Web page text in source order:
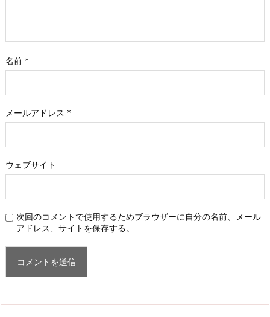
名前 *
メールアドレス *
ウェブサイト
次回のコメントで使用するためブラウザーに自分の名前、メール
アドレス、サイトを保存する。